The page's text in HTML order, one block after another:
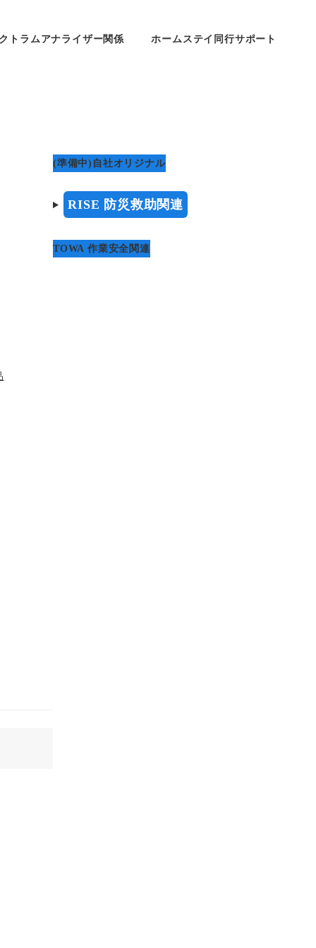
トラムアナライザー関係 ホームステイ同行サポート
(準備中)自社オリジナル
RISE 防災救助関連
TOWA 作業安全関連